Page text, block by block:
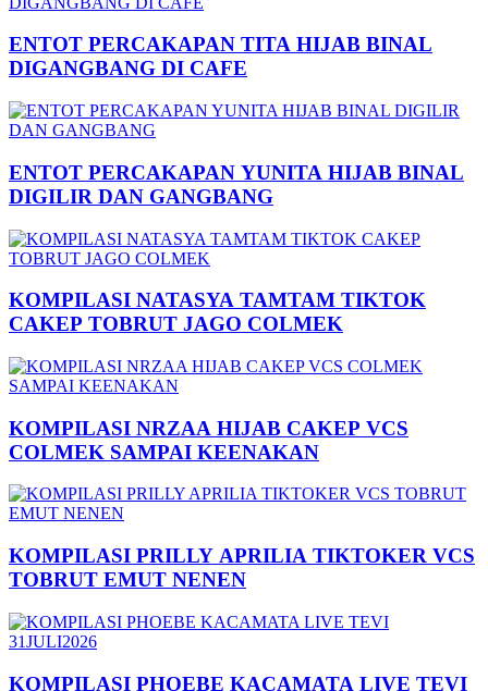
ENTOT PERCAKAPAN TITA HIJAB BINAL
DIGANGBANG DI CAFE
ENTOT PERCAKAPAN YUNITA HIJAB BINAL
DIGILIR DAN GANGBANG
KOMPILASI NATASYA TAMTAM TIKTOK
CAKEP TOBRUT JAGO COLMEK
KOMPILASI NRZAA HIJAB CAKEP VCS
COLMEK SAMPAI KEENAKAN
KOMPILASI PRILLY APRILIA TIKTOKER VCS
TOBRUT EMUT NENEN
KOMPILASI PHOEBE KACAMATA LIVE TEVI